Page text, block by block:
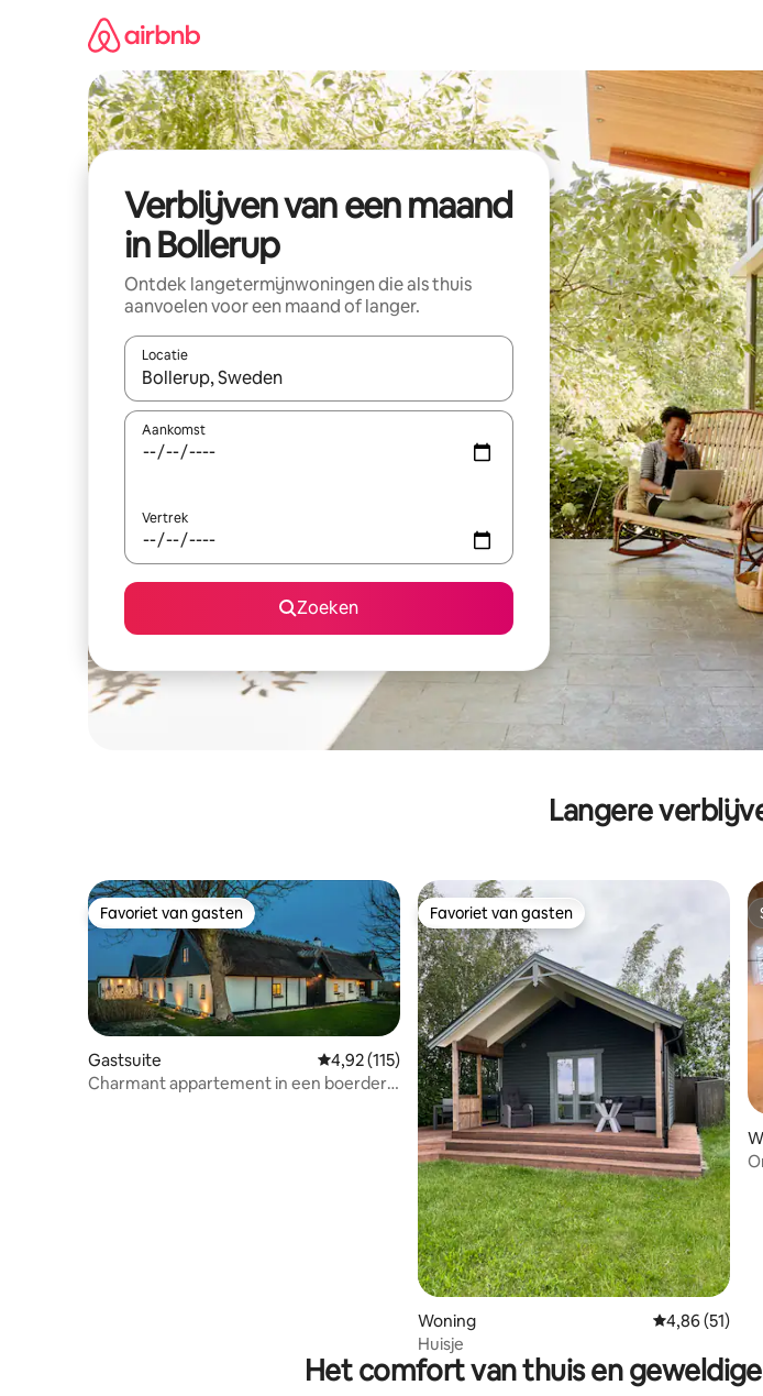
Verblijven van een maand
in Bollerup
Ontdek langetermijnwoningen die als thuis
aanvoelen voor een maand of langer.
Locatie
Wanneer er resultaten beschikbaar zijn, maak je een keuze met je de pijltjestoetsen
Aankomst
Vertrek
Zoeken
Langere
Favoriet van gasten
Favoriet van gasten
Gastsuite Gemiddelde beoordeling van 4,92 op 5, 115 recensies
4,92 (115)
Charmant appartement in een boerderij
Favoriet van gasten
Favoriet van gasten
Woning Gemiddelde
4,86 (51)
Huisje
Het comfort van thuis en